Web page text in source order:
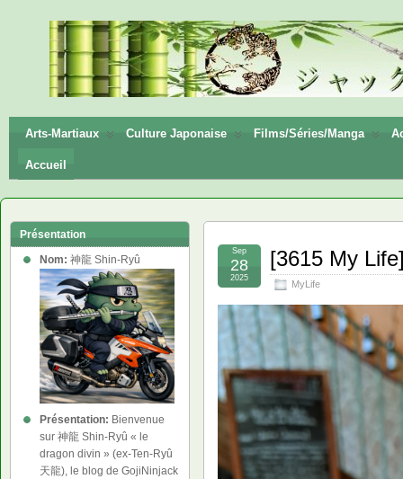
神龍
Shin-
Ryū
Arts-Martiaux Culture Japonaise Films/Séries/Manga
Accueil
[3615 My
MyLife
Sep
28
2025
Présentation
Nom: 神龍 Shin-Ryû
Présentation: Bienvenue
sur 神龍 Shin-Ryû « le
dragon divin » (ex-Ten-Ryû
天龍), le blog de GojiNinjack